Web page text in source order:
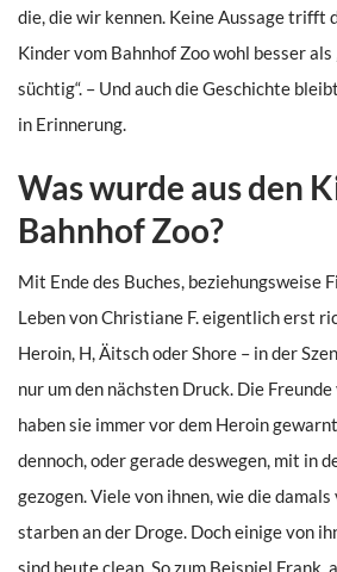
die, die wir kennen. Keine Aussage trifft
Kinder vom Bahnhof Zoo wohl besser
süchtig“. – Und auch die Geschichte
in Erinnerung.
Was wurde aus den
Bahnhof Zoo?
Mit Ende des Buches, beziehungsweise
Leben von Christiane F. eigentlich erst
Heroin, H, Äitsch oder Shore – in der
nur um den nächsten Druck. Die
haben sie immer vor dem Heroin
dennoch, oder gerade deswegen, mit in
gezogen. Viele von ihnen, wie die
starben an der Droge. Doch einige von
sind heute clean. So zum Beispiel Frank,